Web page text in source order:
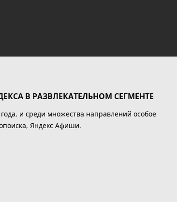
В РАЗВЛЕКАТЕЛЬНОМ СЕГМЕНТЕ
и среди множества направлений особое
Яндекс Афиши.